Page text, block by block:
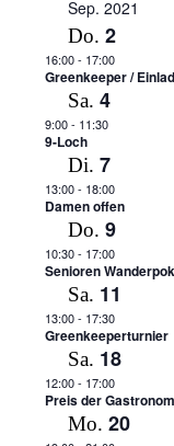
Sep. 2021
Do. 2
16:00- 17:00
Greenkeeper /
Sa. 4
9:00- 11:30
9-Loch
Di. 7
13:00- 18:00
Damen offen
Do. 9
10:30- 17:00
Senioren
Sa. 11
13:00- 17:30
Greenkeeperturnier
Sa. 18
12:00- 17:00
Preis der
Mo. 20